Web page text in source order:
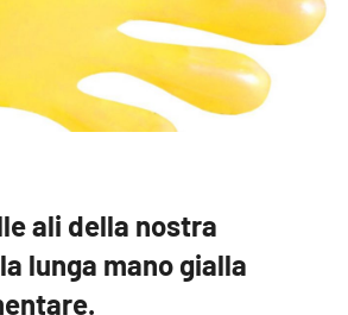
ali della nostra
lunga mano gialla